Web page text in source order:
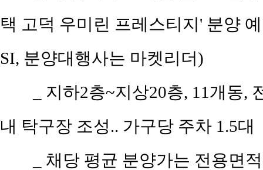
택 고덕 우미린 프레스티지' 분양
SI, 분양대행사는 마켓리더)
_ 지하2층~지상20층, 11개동,
내 탁구장 조성.. 가구당 주차 1.5대
_ 채당 평균 분양가는 전용면